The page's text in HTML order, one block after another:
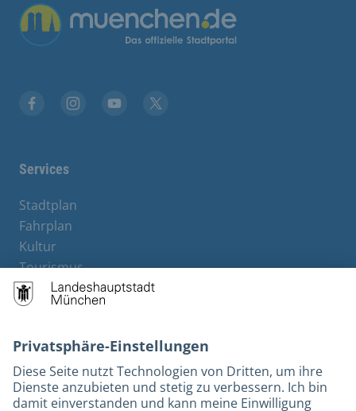
Services
Stadtplan
Fahrplan
Kultur
Tourismus
M-Strom
Bürgerservice
Kontakt